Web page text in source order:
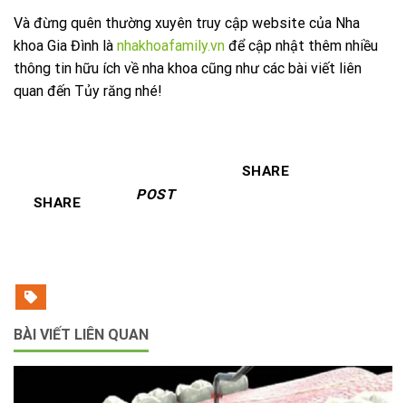
Và đừng quên thường xuyên truy cập website của Nha
khoa Gia Đình là nhakhoafamily.vn để cập nhật thêm nhiều
thông tin hữu ích về nha khoa cũng như các bài viết liên
quan đến Tủy răng nhé!
SHARE
POST
SHARE
BÀI VIẾT LIÊN QUAN